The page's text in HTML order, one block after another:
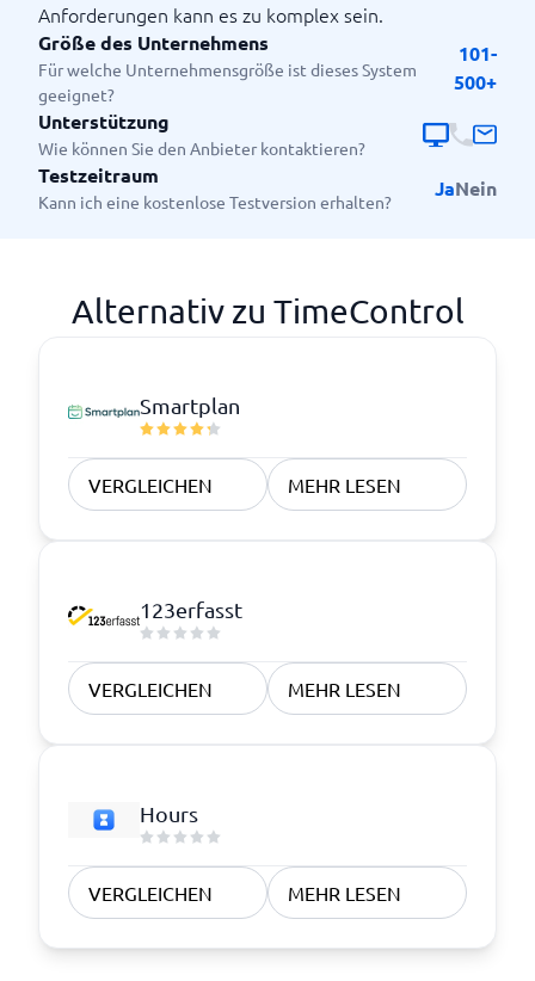
Anforderungen kann es zu komplex sein.
Größe des Unternehmens
Für welche Unternehmensgröße ist dieses System
geeignet?
101-
500+
Unterstützung
Wie können Sie den Anbieter kontaktieren?
Testzeitraum
Kann ich eine kostenlose Testversion erhalten?
JaNein
Alternativ zu TimeControl
Smartplan
VERGLEICHEN MEHR LESEN
123erfasst
VERGLEICHEN MEHR LESEN
Hours
VERGLEICHEN MEHR LESEN